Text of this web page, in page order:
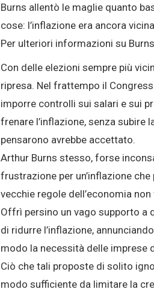
Burns allentò le maglie quanto
cose: l’inflazione era ancora
Per ulteriori informazioni su
Con delle elezioni sempre più
ripresa. Nel frattempo il
imporre controlli sui salari e sui
frenare l’inflazione, senza
pensarono avrebbe accettato.
Arthur Burns stesso, forse
frustrazione per un’inflazione
vecchie regole dell’economia
Offrì persino un vago supporto a
di ridurre l’inflazione,
modo la necessità delle imprese
Ciò che tali proposte di solito
modo sufficiente da limitare la